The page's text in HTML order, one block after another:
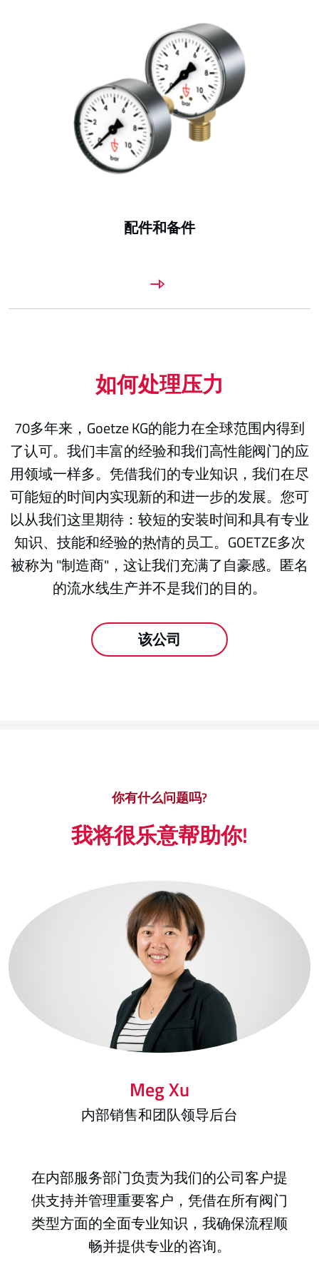
配件和备件
如何处理压力
70多年来，Goetze KG的能力在全球范围内得到
了认可。我们丰富的经验和我们高性能阀门的应
用领域一样多。凭借我们的专业知识，我们在尽
可能短的时间内实现新的和进一步的发展。您可
以从我们这里期待：较短的安装时间和具有专业
知识、技能和经验的热情的员工。GOETZE多次
被称为 "制造商"，这让我们充满了自豪感。匿名
的流水线生产并不是我们的目的。
该公司
你有什么问题吗?
我将很乐意帮助你!
MegXu
内部销售和团队领导后台
在内部服务部门负责为我们的公司客户提
供支持并管理重要客户，凭借在所有阀门
类型方面的全面专业知识，我确保流程顺
畅并提供专业的咨询。